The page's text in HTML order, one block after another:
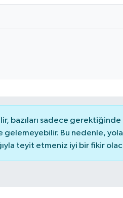
bazıları sadece gerektiğinde
Bu nedenle, yola
teyit etmeniz iyi bir fikir